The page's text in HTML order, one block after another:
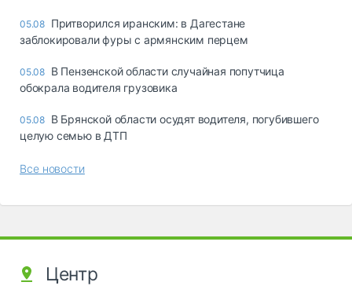
05.08 Притворился иранским: в Дагестане
заблокировали фуры с армянским перцем
05.08 В Пензенской области случайная попутчица
обокрала водителя грузовика
05.08 В Брянской области осудят водителя, погубившего
целую семью в ДТП
Все новости
Центр